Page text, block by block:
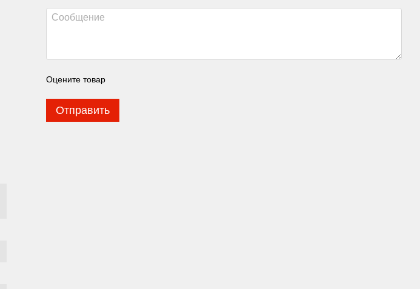
Оцените товар
Отправить